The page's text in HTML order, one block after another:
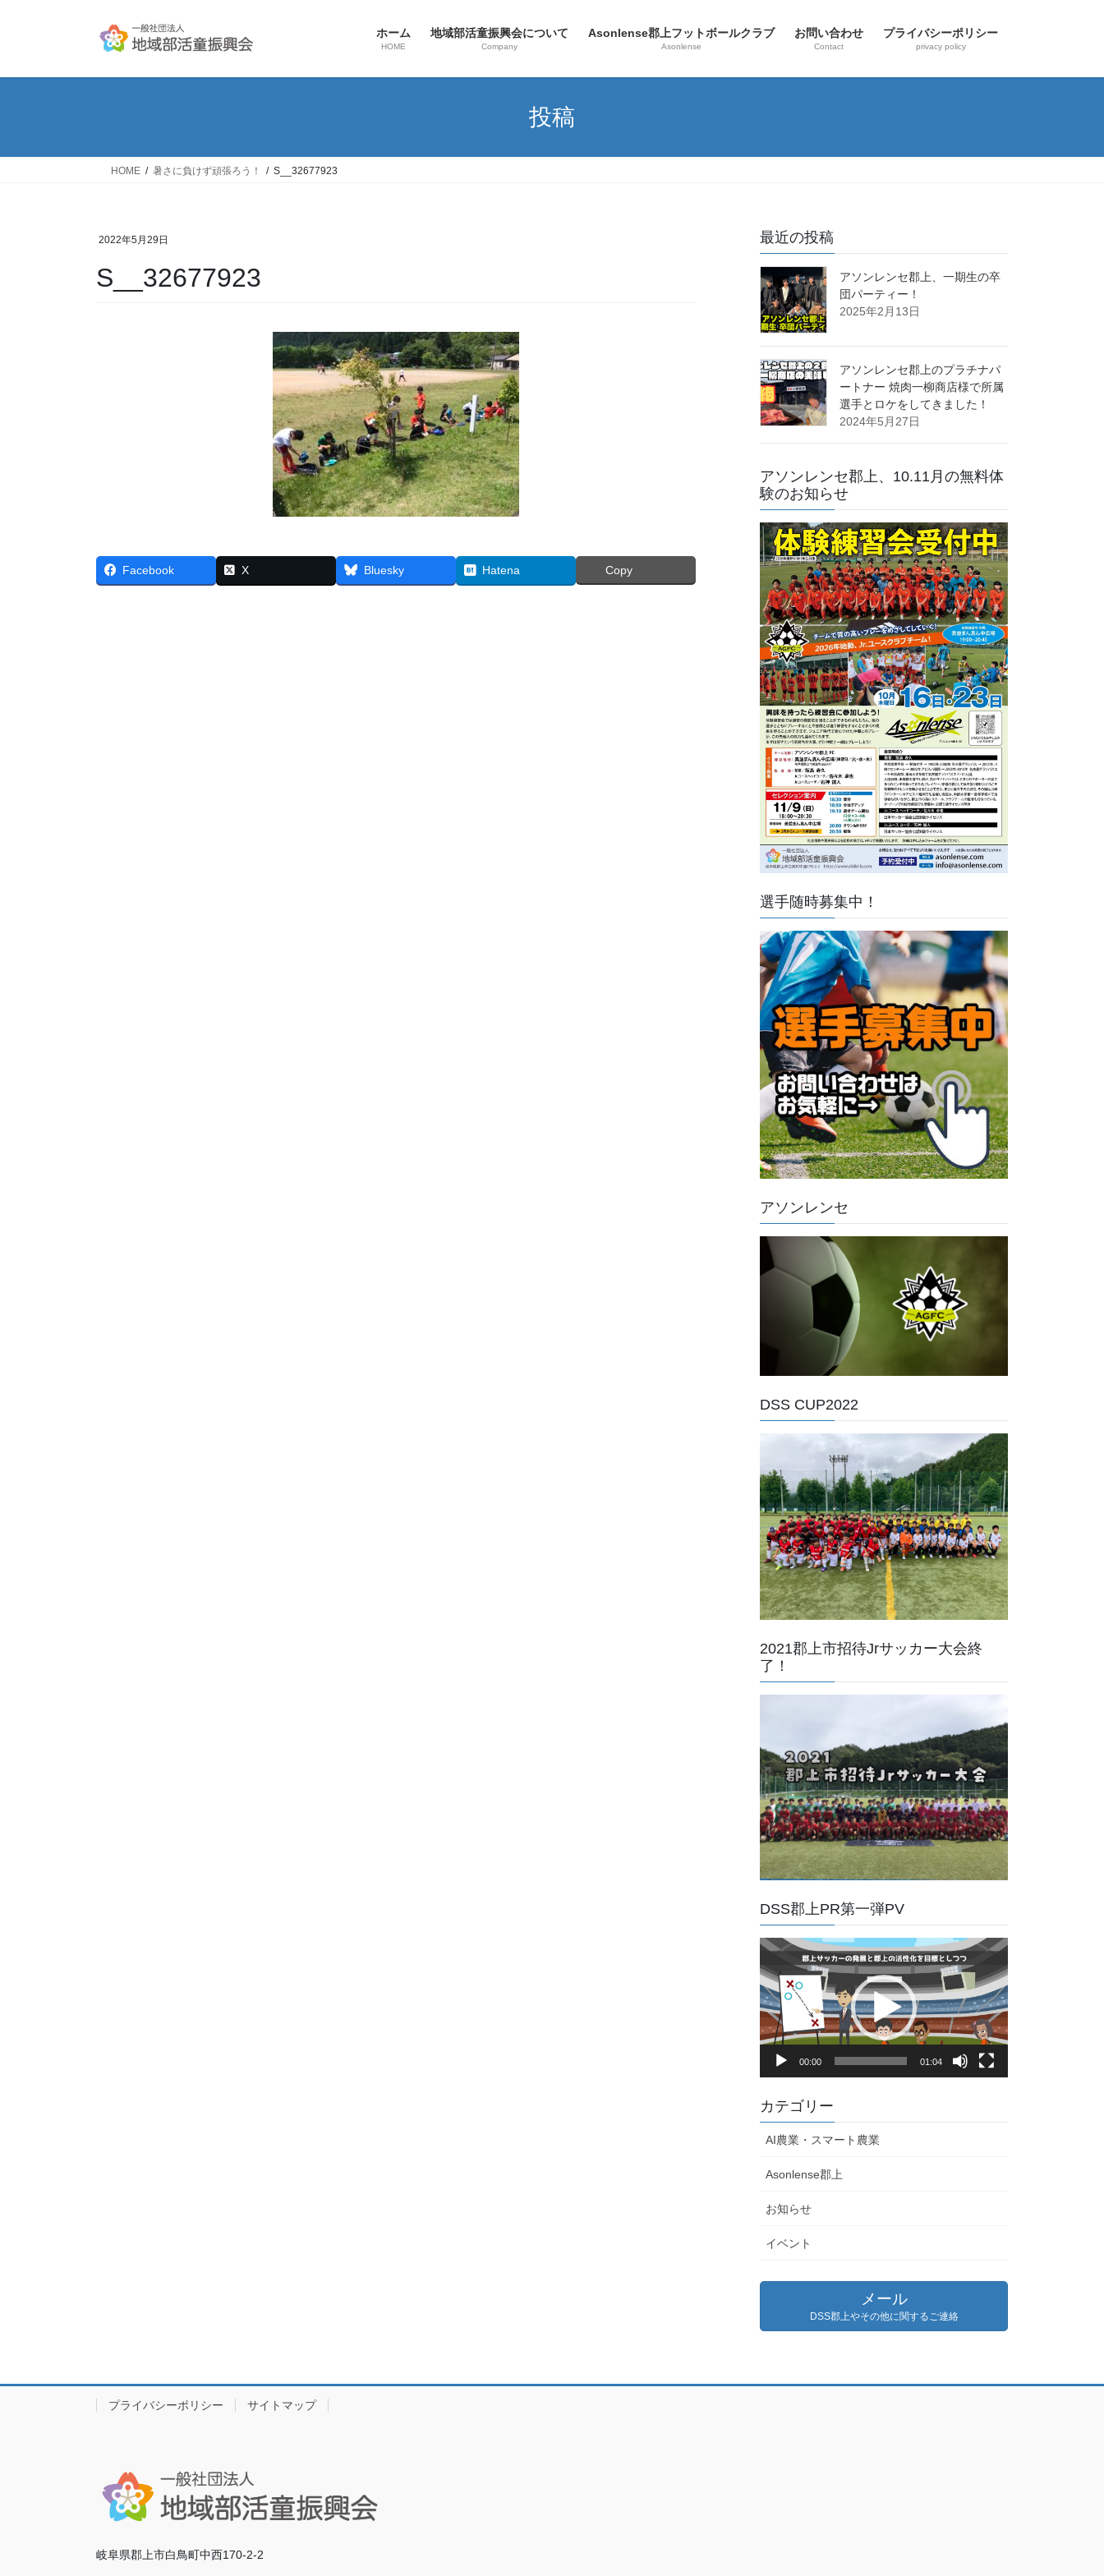
ホーム
HOME
地域部活童振興会について
Company
Asonlense郡上フットボールクラブ
Asonlense
お問い合わせ
Contact
プライバシーポリシー
privacy policy
投稿
HOME 暑さに負けず頑張ろう！ S__32677923
2022年5月29日
S__32677923
Facebook X Bluesky Hatena Copy
最近の投稿
アソンレンセ郡上、一期生の卒
団パーティー！
2025年2月13日
アソンレンセ郡上のプラチナパ
ートナー 焼肉一柳商店様で所属
選手とロケをしてきました！
2024年5月27日
アソンレンセ郡上、10.11月の無料体
験のお知らせ
選手随時募集中！
アソンレンセ
DSS CUP2022
2021郡上市招待Jrサッカー大会終
了！
DSS郡上PR第一弾PV
動
画
プ
レ
ー
ヤ
00:00 01:04
カテゴリー
AI農業・スマート農業
Asonlense郡上
お知らせ
イベント
メール
DSS郡上やその他に関するご連絡
プライバシーポリシー サイトマップ
岐阜県郡上市白鳥町中西170-2-2